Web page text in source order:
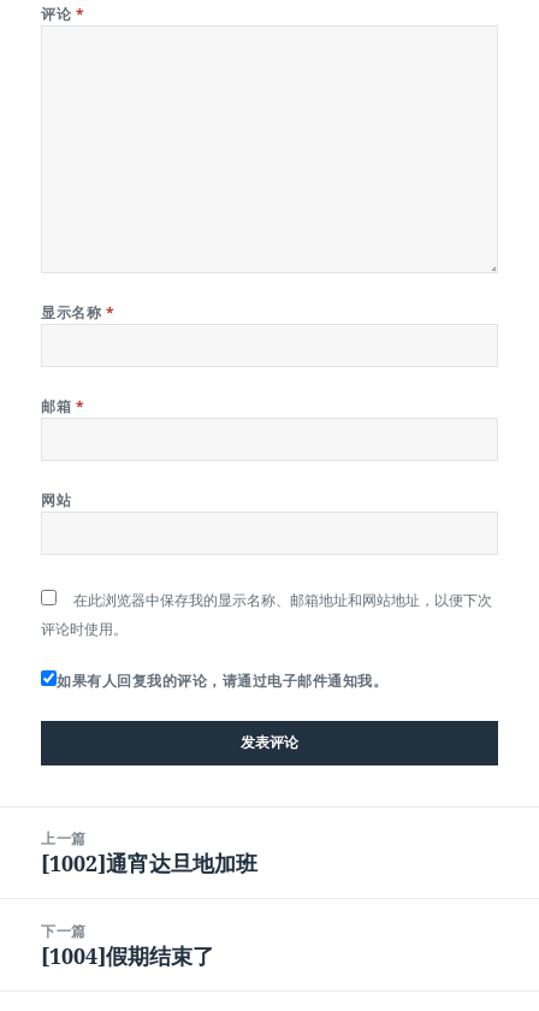
评论 *
显示名称 *
邮箱 *
网站
在此浏览器中保存我的显示名称、邮箱地址和网站地址，以便下次
评论时使用。
如果有人回复我的评论，请通过电子邮件通知我。
上一篇
上
文
章：
[1002]通宵达旦地加班
下一篇
下
[1004]假期结束了